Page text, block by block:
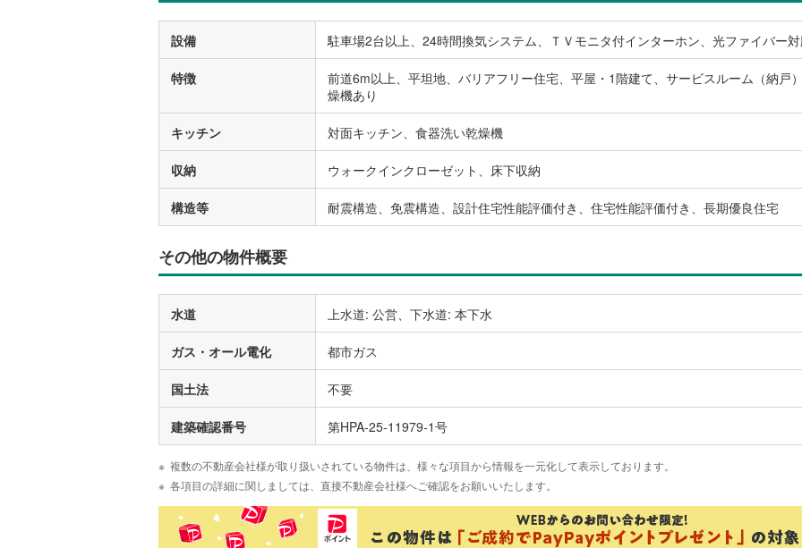
設備 駐車場2台以上、24時間換気システム、ＴＶモニタ付インターホン、光ファイバー
特徴
前道6m以上、平坦地、バリアフリー住宅、平屋・1階建て、サービスルーム（納戸
燥機あり
キッチン 対面キッチン、食器洗い乾燥機
収納 ウォークインクローゼット、床下収納
構造等 耐震構造、免震構造、設計住宅性能評価付き、住宅性能評価付き、長期優良住宅
その他の物件概要
水道 上水道: 公営、下水道: 本下水
ガス・オール電化 都市ガス
国土法 不要
建築確認番号 第HPA-25-11979-1号
複数の不動産会社様が取り扱いされている物件は、様々な項目から情報を一元化して表示しております。
各項目の詳細に関しましては、直接不動産会社様へご確認をお願いいたします。